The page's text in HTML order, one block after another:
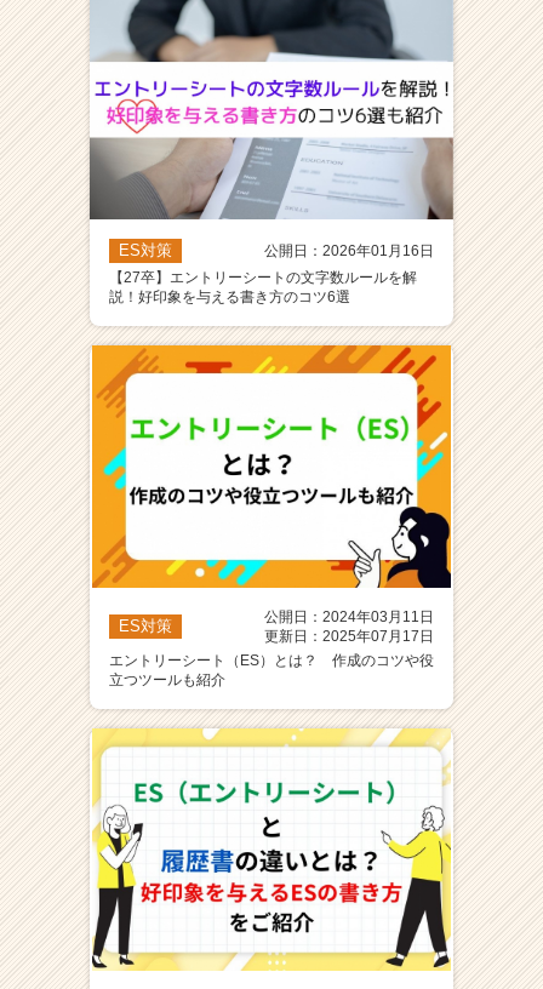
ES対策
公開日：2026年01月16日
【27卒】エントリーシートの文字数ルールを解
説！好印象を与える書き方のコツ6選
ES対策
公開日：2024年03月11日
更新日：2025年07月17日
エントリーシート（ES）とは？ 作成のコツや役
立つツールも紹介